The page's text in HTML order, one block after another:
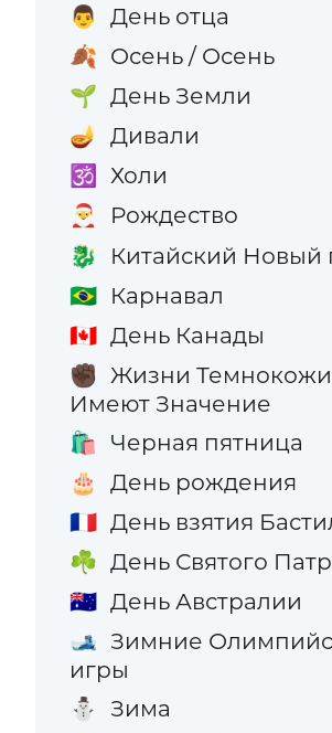
👨 День отца
🍂 Осень / Осень
🌱 День Земли
🪔 Дивали
🕉️ Холи
🎅 Рождество
🐉 Китайский Новый
🇧🇷 Карнавал
🇨🇦 День Канады
✊🏿 Жизни
Имеют Значение
🛍️ Черная пятница
🎂 День рождения
🇫🇷 День взятия
☘️ День Святого
🇦🇺 День Австралии
🎿 Зимние
игры
⛄ Зима